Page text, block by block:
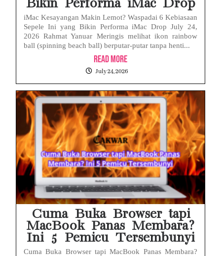
Bikin Performa iMac Drop
iMac Kesayangan Makin Lemot? Waspadai 6 Kebiasaan
Sepele Ini yang Bikin Performa iMac Drop July 24,
2026 Rahmat Yanuar Meringis melihat ikon rainbow
ball (spinning beach ball) berputar-putar tanpa henti...
Read More
July 24, 2026
Cuma Buka Browser tapi
MacBook Panas Membara?
Ini 5 Pemicu Tersembunyi
Cuma Buka Browser tapi MacBook Panas Membara?